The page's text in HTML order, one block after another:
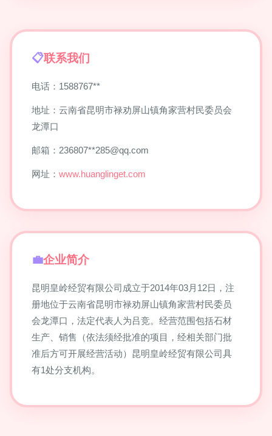
联系我们
电话：1588767**
地址：云南省昆明市禄劝屏山镇角家营村民委员会
龙潭口
邮箱：236807**285@qq.com
网址： www.huanglinget.com
企业简介
昆明皇岭经贸有限公司成立于2014年03月12日，注
册地位于云南省昆明市禄劝屏山镇角家营村民委员
会龙潭口，法定代表人为吕竞。经营范围包括石材
生产、销售（依法须经批准的项目，经相关部门批
准后方可开展经营活动）昆明皇岭经贸有限公司具
有1处分支机构。